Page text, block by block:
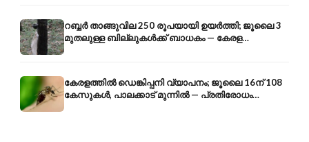
റബ്ബർ താങ്ങുവില 250 രൂപയായി ഉയർത്തി; ജൂലൈ 3
മുതലുള്ള ബില്ലുകൾക്ക് ബാധകം — കേരള
കർഷകർക്ക് ആശ്വാസം
കേരളത്തിൽ ഡെങ്കിപ്പനി വ്യാപനം; ജൂലൈ 16ന് 108
കേസുകൾ, പാലക്കാട് മുന്നിൽ — പ്രതിരോധം
എങ്ങനെ?